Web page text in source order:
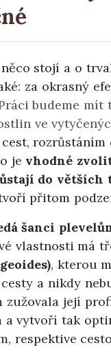
stojí a o
za okrasný
budeme mít
ve
je vhodné
do větších
přitom
šanci
vlastnosti má
, kterou
a nikdy
zužovala její
a vytvoří tak
respektive